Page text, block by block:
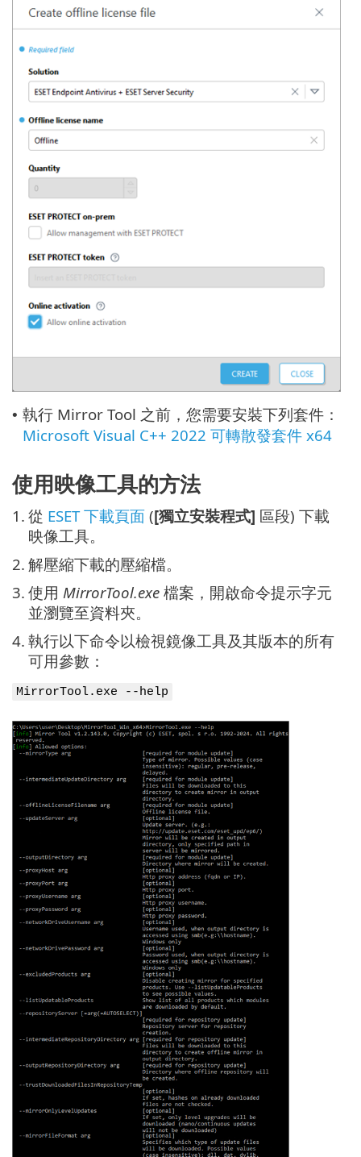
• 執行 Mirror Tool 之前，您需要安裝下列套件：
Microsoft Visual C++ 2022 可轉散發套件 x64
使用映像工具的方法
1. 從 ESET 下載頁面 ([獨立安裝程式] 區段) 下載
映像工具。
2. 解壓縮下載的壓縮檔。
3. 使用 MirrorTool.exe 檔案，開啟命令提示字元
並瀏覽至資料夾。
4. 執行以下命令以檢視鏡像工具及其版本的所有
可用參數：
MirrorTool.exe --help